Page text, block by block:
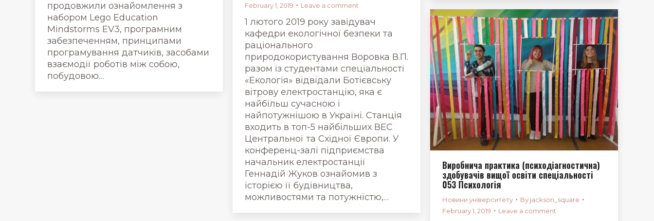
продовжили ознайомлення з
набором Lego Education
Mindstorms EV3, програмним
забезпеченням, принципами
програмування датчиків, засобами
взаємодії роботів між собою,
побудовою…
February 1, 2019
Leave a comment
1 лютого 2019 року завідувач
кафедри екологічної безпеки та
раціонального
природокористування Воровка В.П.
разом із студентами спеціальності
«Екологія» відвідали Ботієвську
вітрову електростанцію, яка є
найбільш сучасною і
найпотужнішою в Україні. Станція
входить в топ-5 найбільших ВЕС
Центральної та Східної Європи. У
конференц-залі підприємства
начальник електростанції
Геннадій Жуков ознайомив з
історією її будівництва,
можливостями та потужністю,…
Виробнича практика (психодіагностична)
здобувачів вищої освіти спеціальності
053 Психологія
Новини університету By jackson_square
February 1, 2019
Leave a comment